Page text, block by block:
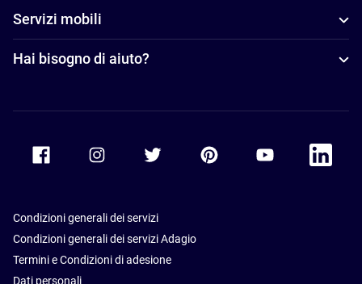
Servizi mobili
Hai bisogno di aiuto?
Accor Facebook Accor TwitterAccor PinterestAccor Youtube
Accor
Condizioni generali dei servizi
Condizioni generali dei servizi Adagio
Termini e Condizioni di adesione
Dati personali